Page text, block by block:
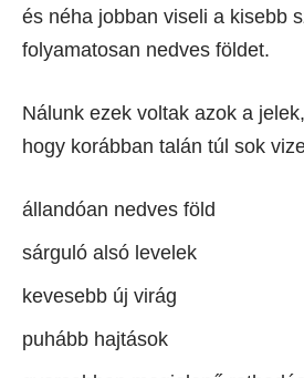
és néha jobban viseli a kisebb
folyamatosan nedves földet.
Nálunk ezek voltak azok a
hogy korábban talán túl sok
állandóan nedves föld
sárguló alsó levelek
kevesebb új virág
puhább hajtások